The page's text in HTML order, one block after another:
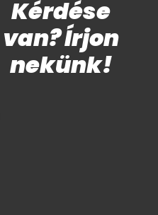
Kérdése
van? Írjon
nekünk!